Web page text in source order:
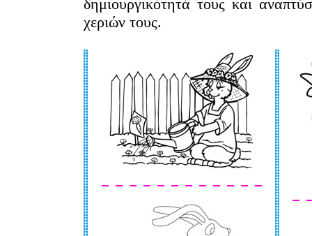
δημιουργικότητά τους και
χεριών τους.